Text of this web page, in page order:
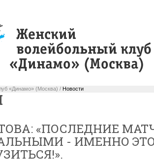
«Динамо» (Москва) / Новости
«ПОСЛЕДНИЕ
- ИМЕННО